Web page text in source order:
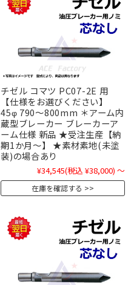
チゼル コマツ PC07-2E 用
【仕様をお選びください】
45φ 790～800mm ＊アーム内
蔵型ブレーカー ブレーカーア
ーム仕様 新品 ★受注生産【納
期1か月～】 ★素材素地(未塗
装)の場合あり
¥34,545(税込 ¥38,000) ～
在庫を確認する